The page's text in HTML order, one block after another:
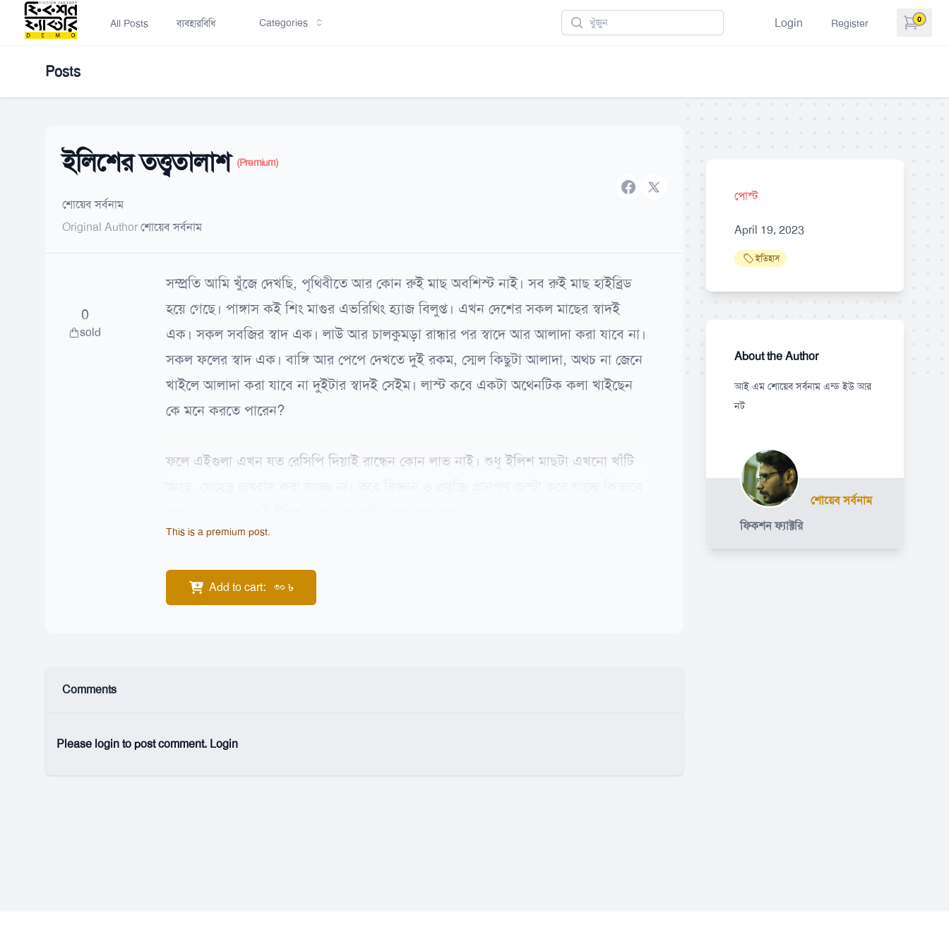
All Posts ব্যবহারবিধি Categories Search Login Register 0
items in
Posts
ইলিশের তত্ত্বতালাশ (Premium)
শোয়েব সর্বনাম
Original Authorশোয়েব সর্বনাম
FacebookX brand
0
sold
সম্প্রতি আমি খুঁজে দেখছি, পৃথিবীতে আর কোন রুই মাছ অবশিস্ট নাই। সব রুই মাছ হাইব্রিড
হয়ে গেছে। পাঙ্গাস কই শিং মাগুর এভরিথিং হ্যাজ বিলুপ্ত। এখন দেশের সকল মাছের স্বাদই
এক। সকল সবজির স্বাদ এক। লাউ আর চালকুমড়া রান্ধার পর স্বাদে আর আলাদা করা যাবে না।
সকল ফলের স্বাদ এক। বাঙ্গি আর পেপে দেখতে দুই রকম, স্মেল কিছুটা আলাদা, অথচ না জেনে
খাইলে আলাদা করা যাবে না দুইটার স্বাদই সেইম। লাস্ট কবে একটা অথেনটিক কলা খাইছেন
কে মনে করতে পারেন?
ফলে এইগুলা এখন যত রেসিপি দিয়াই রান্ধেন কোন লাভ নাই। শুধু ইলিশ মাছটা এখনো খাঁটি
This is a premium post.
Add to cart: 30 ৳
Comments
Please login to post comment. Login
পোস্ট
April 19, 2023
ইতিহাস
About the Author
আই এম শোয়েব সর্বনাম এন্ড ইউ আর
নট
শোয়েব সর্বনাম
ফিকশন ফ্যাক্টরি